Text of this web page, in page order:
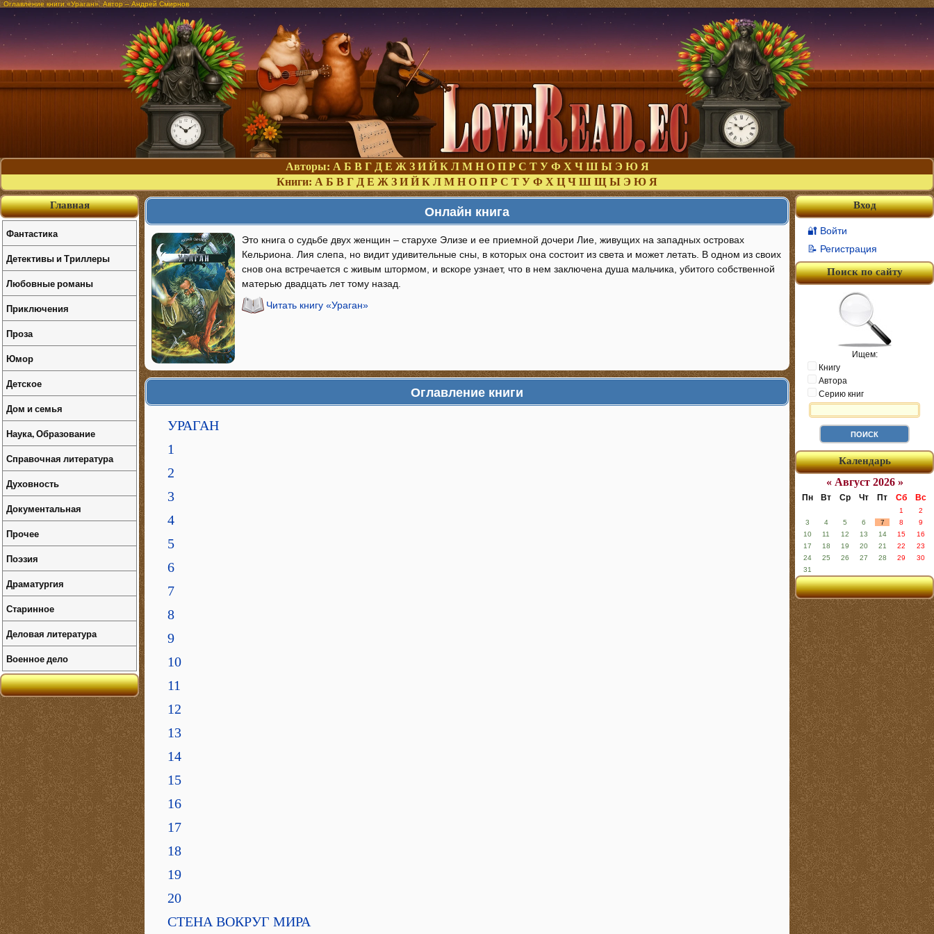
Оглавление книги «Ураган». Автор – Андрей Смирнов
Авторы: А Б В Г Д Е Ж З И Й К Л М Н О П Р С Т У Ф Х Ч Ш Ы Э Ю Я
Книги: А Б В Г Д Е Ж З И Й К Л М Н О П Р С Т У Ф Х Ц Ч Ш Щ Ы Э Ю Я
Онлайн книга
Это книга о судьбе двух женщин – старухе Элизе и ее приемной дочери Лие, живущих на западных островах
Кельриона. Лия слепа, но видит удивительные сны, в которых она состоит из света и может летать. В одном из своих
снов она встречается с живым штормом, и вскоре узнает, что в нем заключена душа мальчика, убитого собственной
матерью двадцать лет тому назад.
Читать книгу «Ураган»
Оглавление книги
УРАГАН
1
2
3
4
5
6
7
8
9
10
11
12
13
14
15
16
17
18
19
20
СТЕНА ВОКРУГ МИРА
Вход
🔐 Войти
📝 Регистрация
Поиск по сайту
Ищем:
Книгу
Автора
Серию книг
Календарь
« Август 2026 »
Пн Вт Ср Чт Пт Сб Вс
1
2
3
4 5 6 7 8
9
10
11 12 13 14 15
16
17
18 19 20 21 22
23
24
25 26 27 28 29
30
31
Главная
Фантастика
Детективы и Триллеры
Любовные романы
Приключения
Проза
Юмор
Детское
Дом и семья
Наука, Образование
Справочная литература
Духовность
Документальная
Прочее
Поэзия
Драматургия
Старинное
Деловая литература
Военное дело